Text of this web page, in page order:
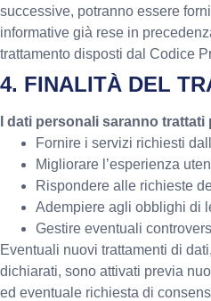
successive, potranno essere
informative già rese in
trattamento disposti dal Codice
4. FINALITÀ DEL
I dati personali saranno
Fornire i servizi richiesti
Migliorare l’esperienza
Rispondere alle richieste
Adempiere agli obblighi di
Gestire eventuali
Eventuali nuovi trattamenti di
dichiarati, sono attivati previa
ed eventuale richiesta di